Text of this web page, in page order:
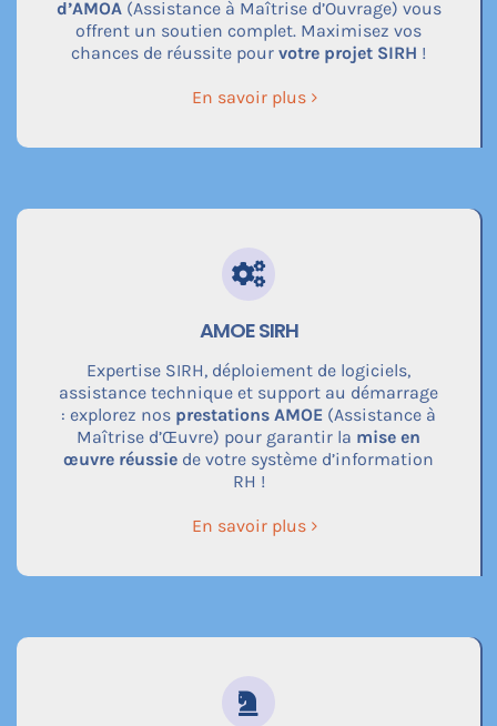
d’AMOA(Assistance à Maîtrise d’Ouvrage) vous
offrent un soutien complet. Maximisez vos
chances de réussite pour votre projet SIRH !
En savoir plus
AMOE SIRH
Expertise SIRH, déploiement de logiciels,
assistance technique et support au démarrage
: explorez nos prestations AMOE (Assistance à
Maîtrise d’Œuvre) pour garantir la mise en
œuvre réussie de votre système d’information
RH !
En savoir plus